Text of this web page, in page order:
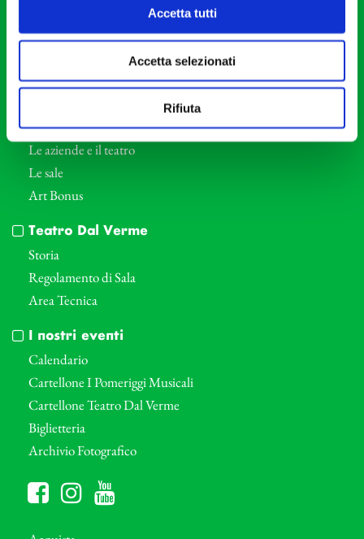
Accetta tutti
Accetta selezionati
Rifiuta
Direttore Artistico
Professori d’Orchestra
Eventi Corporate
Le aziende e il teatro
Le sale
Art Bonus
Teatro Dal Verme
Storia
Regolamento di Sala
Area Tecnica
I nostri eventi
Calendario
Cartellone I Pomeriggi Musicali
Cartellone Teatro Dal Verme
Biglietteria
Archivio Fotografico